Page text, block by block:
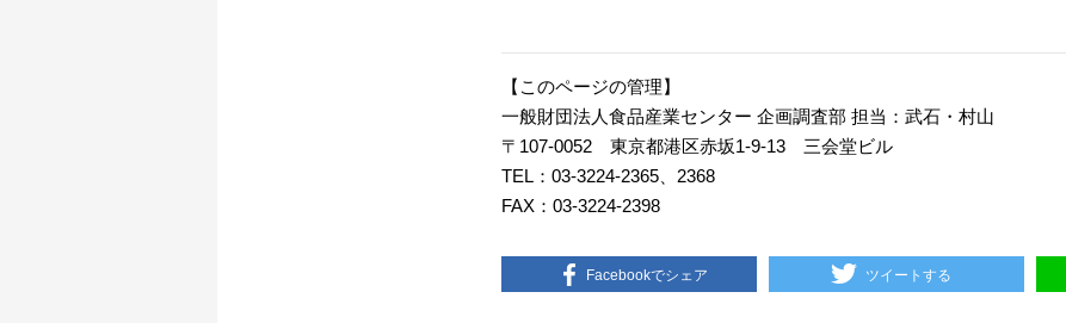
【このページの管理】
一般財団法人食品産業センター 企画調査部 担当：武石・村山
〒107-0052 東京都港区赤坂1-9-13 三会堂ビル
TEL：03-3224-2365、2368
FAX：03-3224-2398
Facebookでシェア ツイートする